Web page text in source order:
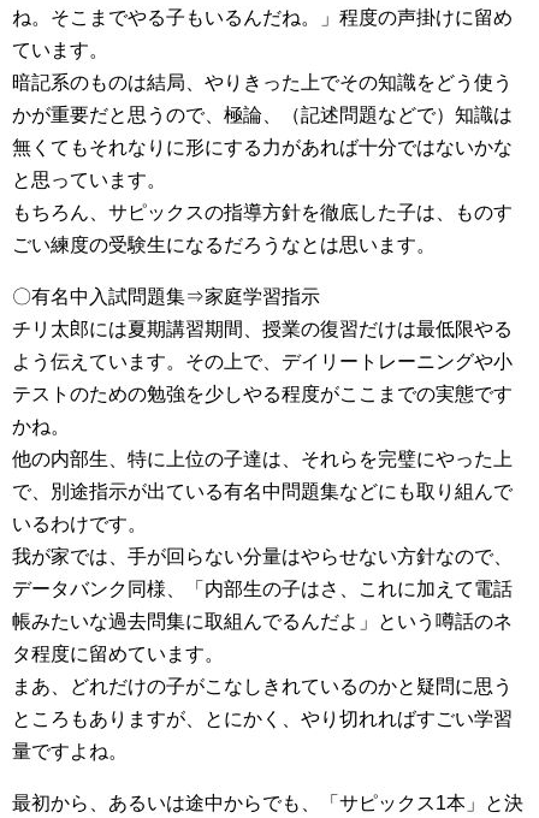
ね。そこまでやる子もいるんだね。」程度の声掛けに留め
ています。
暗記系のものは結局、やりきった上でその知識をどう使う
かが重要だと思うので、極論、（記述問題などで）知識は
無くてもそれなりに形にする力があれば十分ではないかな
と思っています。
もちろん、サピックスの指導方針を徹底した子は、ものす
ごい練度の受験生になるだろうなとは思います。
〇有名中入試問題集⇒家庭学習指示
チリ太郎には夏期講習期間、授業の復習だけは最低限やる
よう伝えています。その上で、デイリートレーニングや小
テストのための勉強を少しやる程度がここまでの実態です
かね。
他の内部生、特に上位の子達は、それらを完璧にやった上
で、別途指示が出ている有名中問題集などにも取り組んで
いるわけです。
我が家では、手が回らない分量はやらせない方針なので、
データバンク同様、「内部生の子はさ、これに加えて電話
帳みたいな過去問集に取組んでるんだよ」という噂話のネ
タ程度に留めています。
まあ、どれだけの子がこなしきれているのかと疑問に思う
ところもありますが、とにかく、やり切れればすごい学習
量ですよね。
最初から、あるいは途中からでも、「サピックス1本」と決